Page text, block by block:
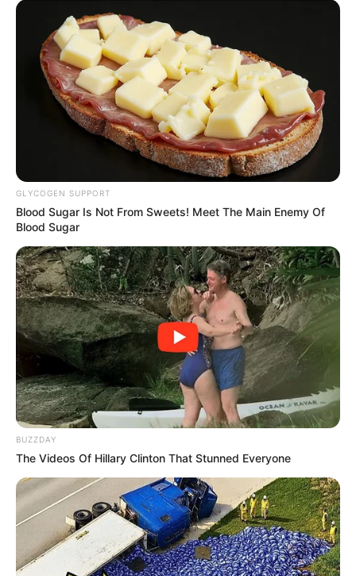
GLYCOGEN SUPPORT
Blood Sugar Is Not From Sweets! Meet The Main Enemy Of
Blood Sugar
BUZZDAY
The Videos Of Hillary Clinton That Stunned Everyone